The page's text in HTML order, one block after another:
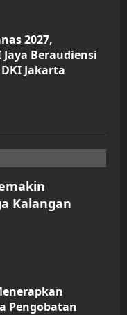
2027,
Jaya Beraudiensi
Jakarta
Kalangan
Pengobatan